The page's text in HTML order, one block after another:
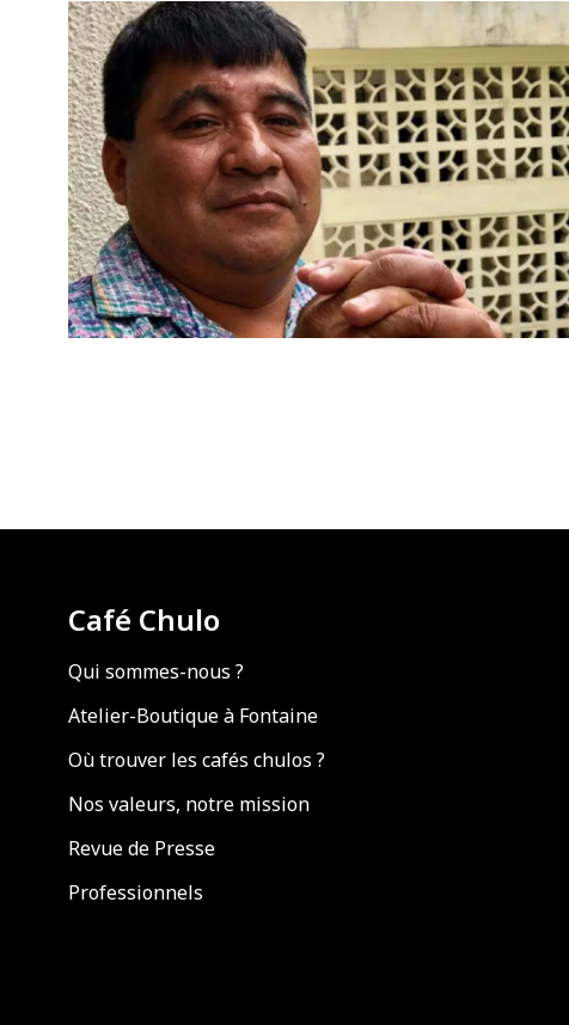
Café Chulo
Qui sommes-nous ?
Atelier-Boutique à Fontaine
Où trouver les cafés chulos ?
Nos valeurs, notre mission
Revue de Presse
Professionnels